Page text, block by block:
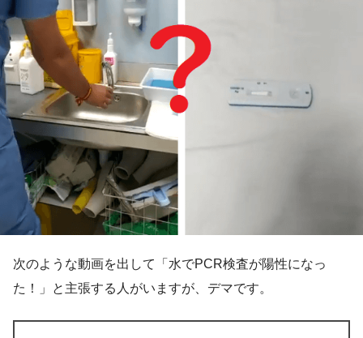
次のような動画を出して「水でPCR検査が陽性になっ
た！」と主張する人がいますが、デマです。